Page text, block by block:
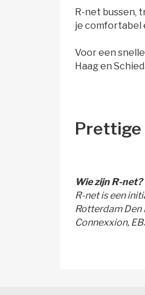
R-net bussen,
je comfortabel
Voor een
Haag en
Prettige
Wie zijn R-net?
R-net is een
Rotterdam Den
Connexxion,